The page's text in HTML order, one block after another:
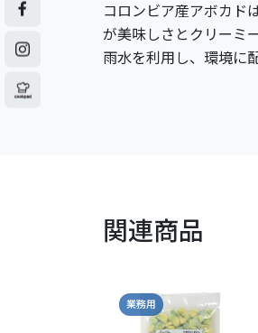
コロンビア産アボカド
が美味しさとクリーミ
雨水を利用し、環境に
関連商品
業務用